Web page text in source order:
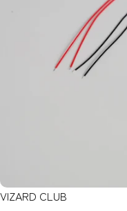
VIZARD CLUB